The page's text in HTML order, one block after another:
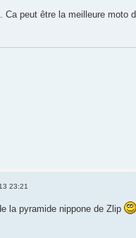
Ca peut être la meilleure moto
23:21
la pyramide nippone de Zlip